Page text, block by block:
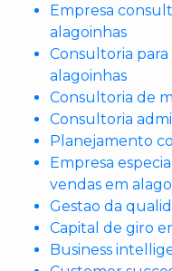
Empresa
alagoinhas
Consultoria
alagoinhas
Consultoria de
Consultoria
Planejamento
Empresa
vendas em
Gestao da
Capital de giro
Business